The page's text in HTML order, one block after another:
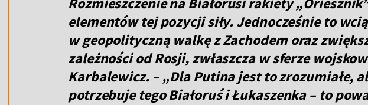
elementów tej pozycji siły. Jednocześnie to
w geopolityczną walkę z Zachodem oraz
zależności od Rosji, zwłaszcza w sferze
Karbalewicz. – „Dla Putina jest to zrozumiałe,
potrzebuje tego Białoruś i Łukaszenka – to